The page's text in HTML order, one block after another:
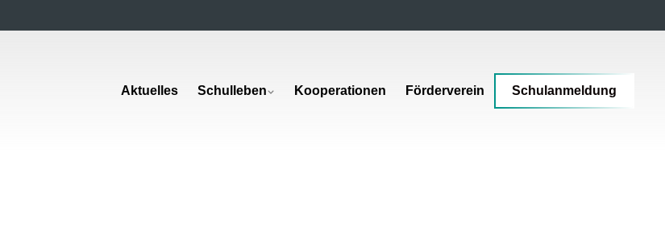
Aktuelles Schulleben Kooperationen Förderverein Schulanmeldung